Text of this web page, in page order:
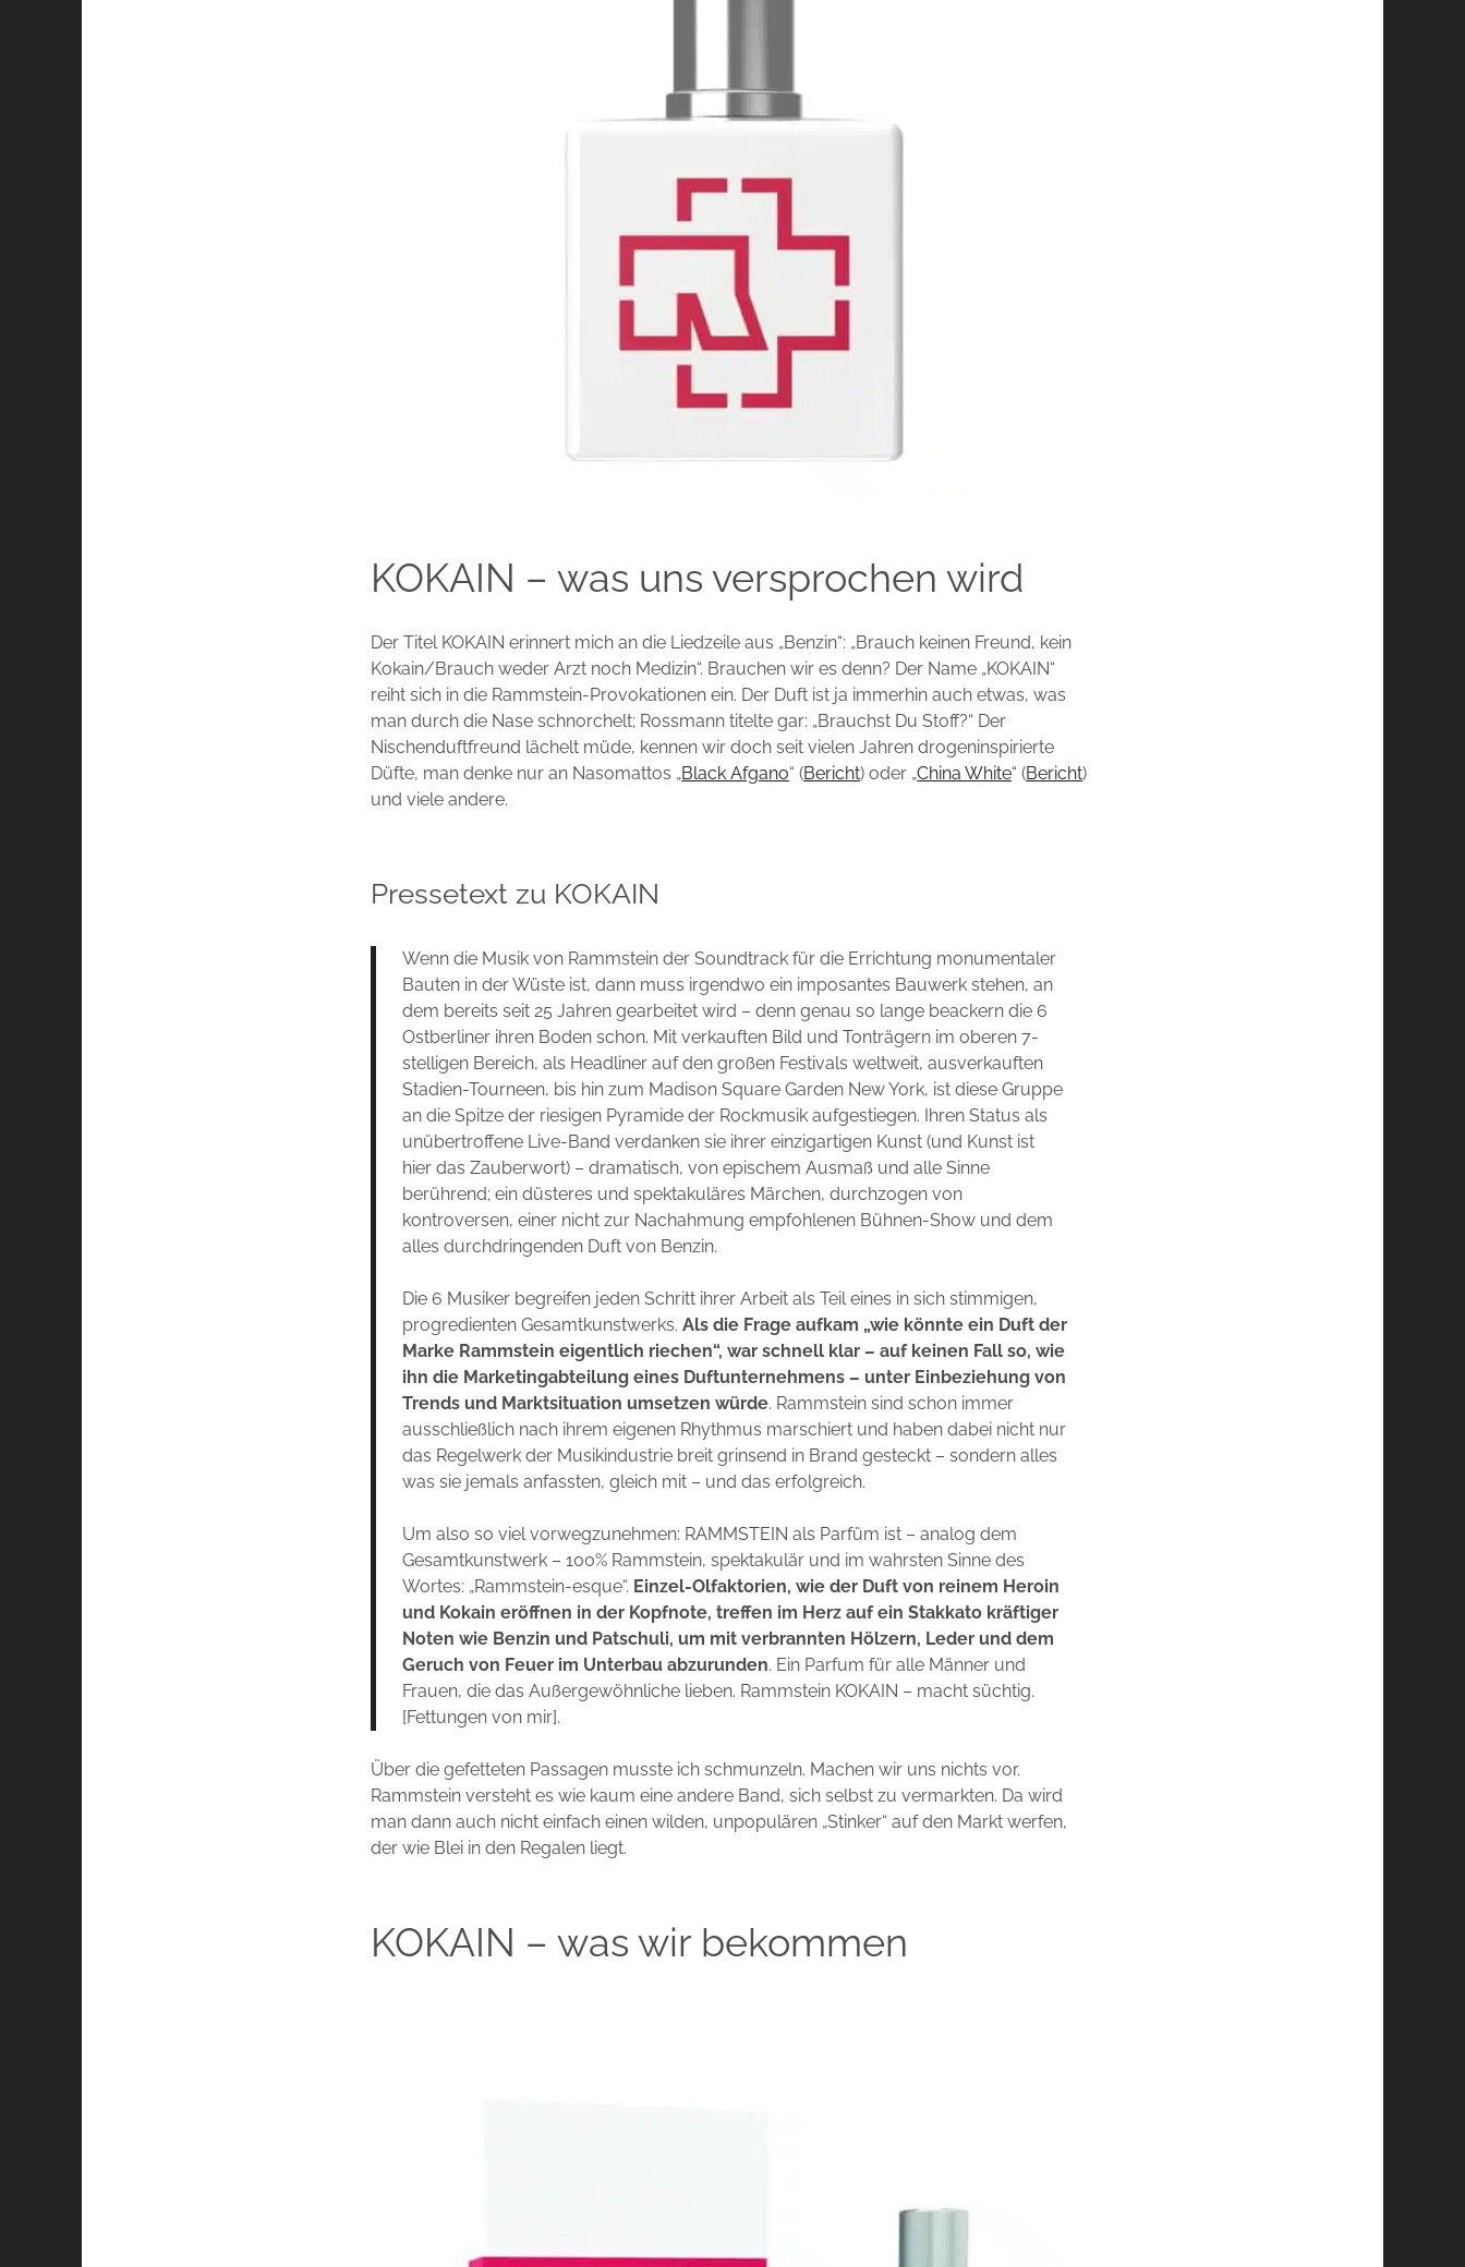
KOKAIN – was uns versprochen wird
Der Titel KOKAIN erinnert mich an die Liedzeile aus „Benzin“: „Brauch keinen Freund, kein
Kokain/Brauch weder Arzt noch Medizin“. Brauchen wir es denn? Der Name „KOKAIN“
reiht sich in die Rammstein-Provokationen ein. Der Duft ist ja immerhin auch etwas, was
man durch die Nase schnorchelt; Rossmann titelte gar: „Brauchst Du Stoff?“ Der
Nischenduftfreund lächelt müde, kennen wir doch seit vielen Jahren drogeninspirierte
Düfte, man denke nur an Nasomattos „Black Afgano“ (Bericht) oder „China White“ (Bericht)
und viele andere.
Pressetext zu KOKAIN
Wenn die Musik von Rammstein der Soundtrack für die Errichtung monumentaler
Bauten in der Wüste ist, dann muss irgendwo ein imposantes Bauwerk stehen, an
dem bereits seit 25 Jahren gearbeitet wird – denn genau so lange beackern die 6
Ostberliner ihren Boden schon. Mit verkauften Bild und Tonträgern im oberen 7-
stelligen Bereich, als Headliner auf den großen Festivals weltweit, ausverkauften
Stadien-Tourneen, bis hin zum Madison Square Garden New York, ist diese Gruppe
an die Spitze der riesigen Pyramide der Rockmusik aufgestiegen. Ihren Status als
unübertroffene Live-Band verdanken sie ihrer einzigartigen Kunst (und Kunst ist
hier das Zauberwort) – dramatisch, von epischem Ausmaß und alle Sinne
berührend; ein düsteres und spektakuläres Märchen, durchzogen von
kontroversen, einer nicht zur Nachahmung empfohlenen Bühnen-Show und dem
alles durchdringenden Duft von Benzin.
Die 6 Musiker begreifen jeden Schritt ihrer Arbeit als Teil eines in sich stimmigen,
progredienten Gesamtkunstwerks. Als die Frage aufkam „wie könnte ein Duft der
Marke Rammstein eigentlich riechen“, war schnell klar – auf keinen Fall so, wie
ihn die Marketingabteilung eines Duftunternehmens – unter Einbeziehung von
Trends und Marktsituation umsetzen würde. Rammstein sind schon immer
ausschließlich nach ihrem eigenen Rhythmus marschiert und haben dabei nicht nur
das Regelwerk der Musikindustrie breit grinsend in Brand gesteckt – sondern alles
was sie jemals anfassten, gleich mit – und das erfolgreich.
Um also so viel vorwegzunehmen: RAMMSTEIN als Parfüm ist – analog dem
Gesamtkunstwerk – 100% Rammstein, spektakulär und im wahrsten Sinne des
Wortes: „Rammstein-esque“. Einzel-Olfaktorien, wie der Duft von reinem Heroin
und Kokain eröffnen in der Kopfnote, treffen im Herz auf ein Stakkato kräftiger
Noten wie Benzin und Patschuli, um mit verbrannten Hölzern, Leder und dem
Geruch von Feuer im Unterbau abzurunden. Ein Parfum für alle Männer und
Frauen, die das Außergewöhnliche lieben. Rammstein KOKAIN – macht süchtig.
[Fettungen von mir].
Über die gefetteten Passagen musste ich schmunzeln. Machen wir uns nichts vor.
Rammstein versteht es wie kaum eine andere Band, sich selbst zu vermarkten. Da wird
man dann auch nicht einfach einen wilden, unpopulären „Stinker“ auf den Markt werfen,
der wie Blei in den Regalen liegt.
KOKAIN – was wir bekommen